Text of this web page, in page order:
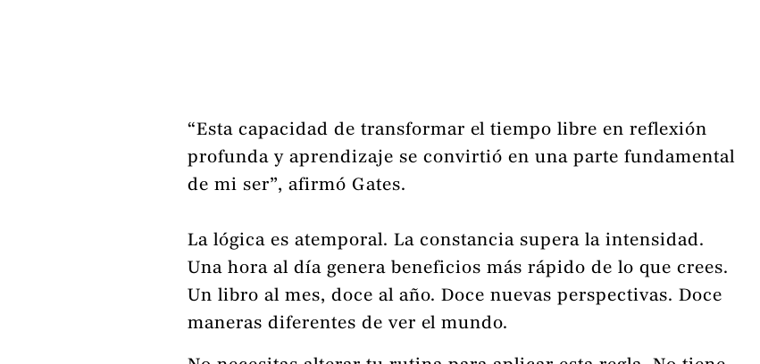
“Esta capacidad de transformar el tiempo libre en reflexión
profunda y aprendizaje se convirtió en una parte fundamental
de mi ser”, afirmó Gates.
La lógica es atemporal. La constancia supera la intensidad.
Una hora al día genera beneficios más rápido de lo que crees.
Un libro al mes, doce al año. Doce nuevas perspectivas. Doce
maneras diferentes de ver el mundo.